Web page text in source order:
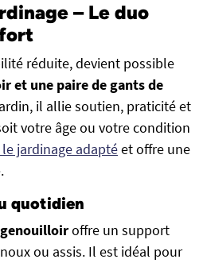
– Le duo
réduite, devient possible
et une paire de gants de
il allie soutien, praticité et
votre âge ou votre condition
jardinage adaptéet offre une
quotidien
offre un support
ou assis. Il est idéal pour